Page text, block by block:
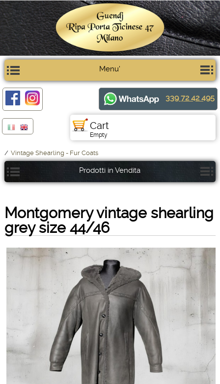
Menu'
339 72 42 495
Cart
Empty
/ Vintage Shearling - Fur Coats
Prodotti in Vendita
Montgomery vintage shearling
grey size 44/46